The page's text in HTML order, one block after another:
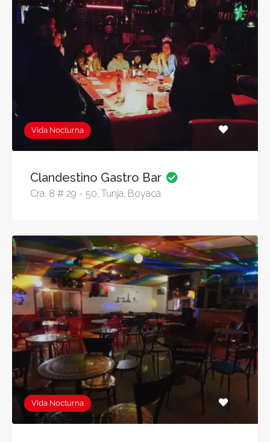
Vida Nocturna
Clandestino Gastro Bar
Cra. 8 # 29 - 50, Tunja, Boyacá
Vida Nocturna